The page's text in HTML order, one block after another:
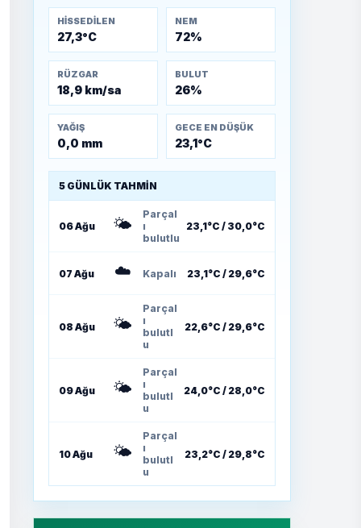
HISSEDILEN
27,3°C
NEM
72%
RÜZGAR
18,9 km/sa
BULUT
26%
YAĞIŞ
0,0 mm
GECE EN DÜŞÜK
23,1°C
5 GÜNLÜK TAHMIN
06 Ağu 🌤️
Parçal
ı
bulutlu
23,1°C / 30,0°C
07 Ağu ☁️ Kapalı 23,1°C / 29,6°C
08 Ağu 🌤️
Parçal
ı
bulutl
u
22,6°C / 29,6°C
09 Ağu 🌤️
Parçal
ı
bulutl
u
24,0°C / 28,0°C
10 Ağu 🌤️
Parçal
ı
bulutl
u
23,2°C / 29,8°C